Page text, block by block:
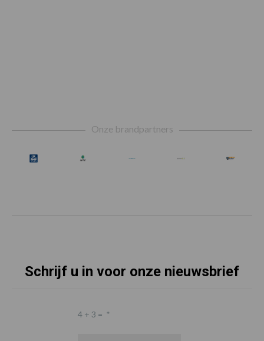
Onze brandpartners
Schrijf u in voor onze nieuwsbrief
4 + 3 = *